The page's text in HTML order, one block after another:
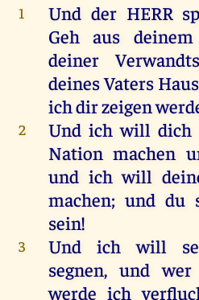
1 Und der HERR
Geh aus deinem
deiner
deinesVaters Haus
ichdirzeigen
2 Und ich will dich
Nationmachen
und ich will
machen; und du
sein!
3 Und ich will
segnen,und wer
werde ich